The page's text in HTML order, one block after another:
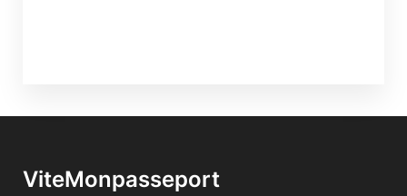
ViteMonpasseport